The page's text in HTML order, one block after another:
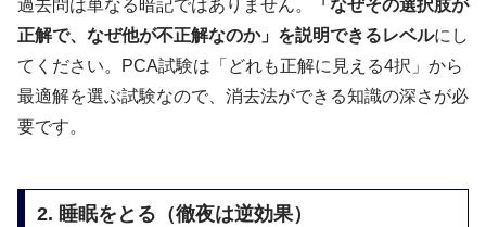
過去問は単なる暗記ではありません。
「なぜその選択肢が
正解で、なぜ他が不正解なのか」を説明できるレベルにし
てください。PCA試験は「どれも正解に見える4択」から
最適解を選ぶ試験なので、消去法ができる知識の深さが必
要です。
2. 睡眠をとる（徹夜は逆効果）